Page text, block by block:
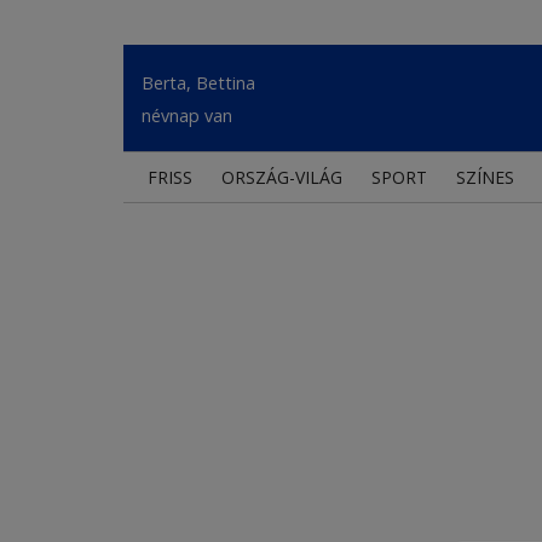
Berta, Bettina
névnap van
FRISS ORSZÁG-VILÁG SPORT SZÍNES